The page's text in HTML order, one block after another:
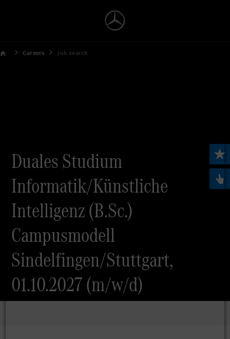
Careers Job search
Duales Studium
Informatik/Künstliche
Intelligenz (B.Sc.)
Campusmodell
Sindelfingen/Stuttgart,
01.10.2027 (m/w/d)